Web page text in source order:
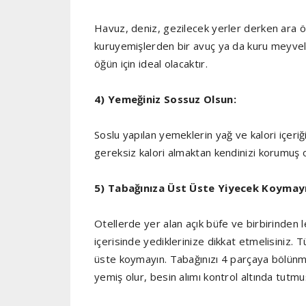
Havuz, deniz, gezilecek yerler derken ara
kuruyemişlerden bir avuç ya da kuru
öğün için ideal olacaktır.
4) Yemeğiniz Sossuz Olsun:
Soslu yapılan yemeklerin yağ ve kalori
gereksiz kalori almaktan kendinizi korumuş
5) Tabağınıza Üst Üste Yiyecek
Otellerde yer alan açık büfe ve birbirinden
içerisinde yediklerinize dikkat etmelisiniz.
üste koymayın. Tabağınızı 4 parçaya
yemiş olur, besin alımı kontrol altında